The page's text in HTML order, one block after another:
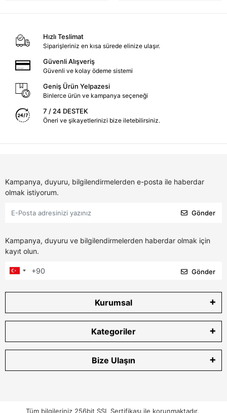
Hızlı Teslimat
Siparişleriniz en kısa sürede elinize ulaşır.
Güvenli Alışveriş
Güvenli ve kolay ödeme sistemi
Geniş Ürün Yelpazesi
Binlerce ürün ve kampanya seçeneği
7 / 24 DESTEK
Öneri ve şikayetlerinizi bize iletebilirsiniz.
Kampanya, duyuru, bilgilendirmelerden e-posta ile haberdar
olmak istiyorum.
Gönder
Kampanya, duyuru ve bilgilendirmelerden haberdar olmak için
kayıt olun.
Gönder
Kurumsal
Kategoriler
Bize Ulaşın
Tüm bilgileriniz 256bit SSL Sertifikası ile korunmaktadır.